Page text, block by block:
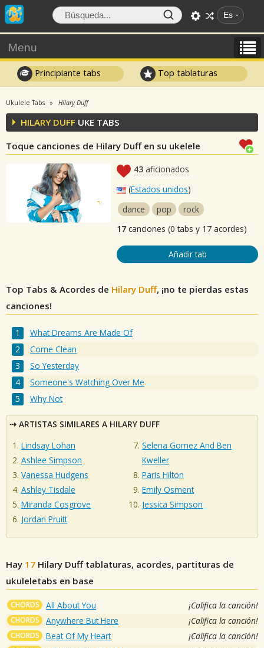
Es
Menu
Principiante tabs Top tablaturas
Ukulele Tabs Hilary Duff
HILARY DUFF UKE TABS
Toque canciones de Hilary Duff en su ukelele
43 aficionados
(Estados unidos)
dance
pop
rock
17 canciones (0 tabs y 17 acordes)
Añadir tab
Top Tabs & Acordes de Hilary Duff, ¡no te pierdas estas
canciones!
What Dreams Are Made Of
Come Clean
So Yesterday
Someone's Watching Over Me
Why Not
ARTISTAS SIMILARES A HILARY DUFF
Lindsay Lohan
Ashlee Simpson
Vanessa Hudgens
Ashley Tisdale
Miranda Cosgrove
Jordan Pruitt
Selena Gomez And Ben
Kweller
Paris Hilton
Emily Osment
Jessica Simpson
Hay 17 Hilary Dufftablaturas, acordes, partituras de
ukuleletabs en base
CHORDS All About You ¡Califica la canción!
CHORDS Anywhere But Here ¡Califica la canción!
CHORDS Beat Of My Heart ¡Califica la canción!